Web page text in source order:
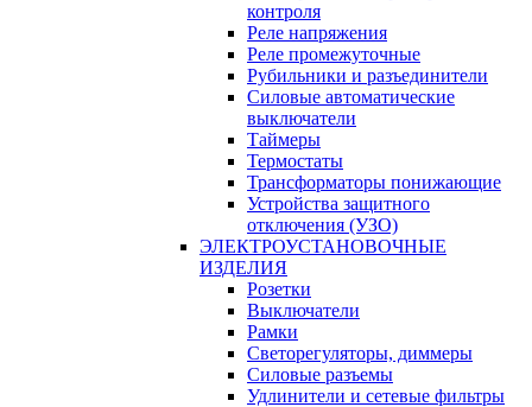
контроля
Реле напряжения
Реле промежуточные
Рубильники и разъединители
Силовые автоматические
выключатели
Таймеры
Термостаты
Трансформаторы понижающие
Устройства защитного
отключения (УЗО)
ЭЛЕКТРОУСТАНОВОЧНЫЕ
ИЗДЕЛИЯ
Розетки
Выключатели
Рамки
Светорегуляторы, диммеры
Силовые разъемы
Удлинители и сетевые фильтры